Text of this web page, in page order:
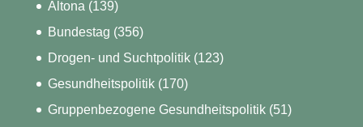
Altona (139)
Bundestag (356)
Drogen- und Suchtpolitik(123)
Gesundheitspolitik(170)
Gruppenbezogene Gesundheitspolitik(51)